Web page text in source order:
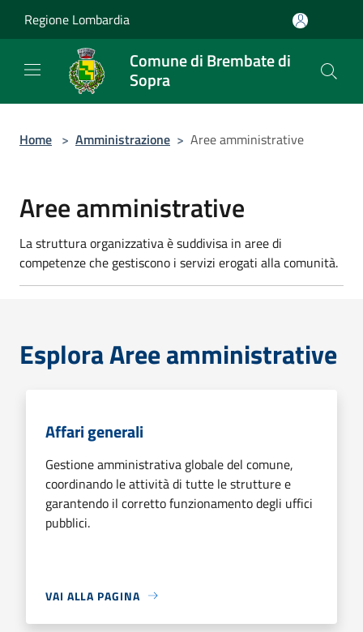
Regione Lombardia
Comune di Brembate di
Sopra
Home > Amministrazione > Aree amministrative
Aree amministrative
La struttura organizzativa è suddivisa in aree di
competenze che gestiscono i servizi erogati alla comunità.
Esplora Aree amministrative
Affari generali
Gestione amministrativa globale del comune,
coordinando le attività di tutte le strutture e
garantendo il corretto funzionamento degli uffici
pubblici.
VAI ALLA PAGINA